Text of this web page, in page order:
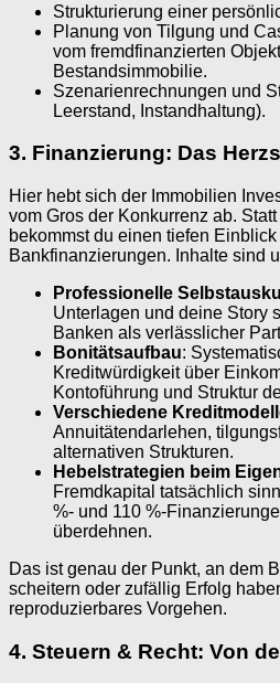
Strukturierung einer
Planung von Tilgung und
vom fremdfinanzierten
Bestandsimmobilie.
Szenarienrechnungen und
Leerstand, Instandhaltung).
3. Finanzierung: Das
Hier hebt sich der Immobilien
vom Gros der Konkurrenz ab.
bekommst du einen tiefen
Bankfinanzierungen. Inhalte sind
Professionelle
Unterlagen und deine Story
Banken als verlässlicher
Bonitätsaufbau:
Kreditwürdigkeit über
Kontoführung und Struktur
Verschiedene
Annuitätendarlehen,
alternativen Strukturen.
Hebelstrategien beim
Fremdkapital tatsächlich
%- und 110 %-
überdehnen.
Das ist genau der Punkt, an dem
scheitern oder zufällig Erfolg
reproduzierbares Vorgehen.
4. Steuern & Recht: Von